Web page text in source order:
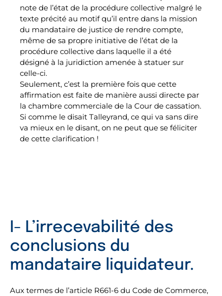
note de l’état de la procédure collective malgré le
texte précité au motif qu’il entre dans la mission
du mandataire de justice de rendre compte,
même de sa propre initiative de l’état de la
procédure collective dans laquelle il a été
désigné à la juridiction amenée à statuer sur
celle-ci.
Seulement, c’est la première fois que cette
affirmation est faite de manière aussi directe par
la chambre commerciale de la Cour de cassation.
Si comme le disait Talleyrand, ce qui va sans dire
va mieux en le disant, on ne peut que se féliciter
de cette clarification !
I- L’irrecevabilité des
conclusions du
mandataire liquidateur.
Aux termes de l’article R661-6 du Code de Commerce,